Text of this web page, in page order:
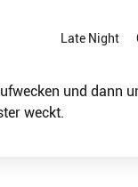
Late Night
und dann
weckt.